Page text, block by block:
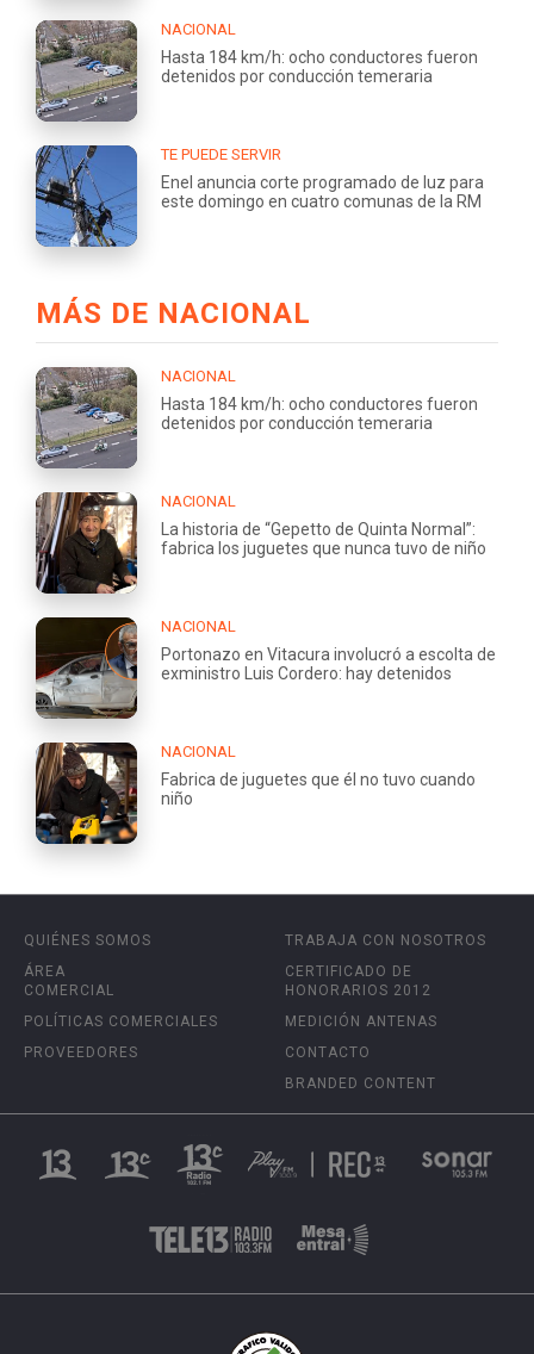
NACIONAL
Hasta 184 km/h: ocho conductores fueron
detenidos por conducción temeraria
TE PUEDE SERVIR
Enel anuncia corte programado de luz para
este domingo en cuatro comunas de la RM
MÁS DE NACIONAL
NACIONAL
Hasta 184 km/h: ocho conductores fueron
detenidos por conducción temeraria
NACIONAL
La historia de “Gepetto de Quinta Normal”:
fabrica los juguetes que nunca tuvo de niño
NACIONAL
Portonazo en Vitacura involucró a escolta de
exministro Luis Cordero: hay detenidos
NACIONAL
Fabrica de juguetes que él no tuvo cuando
niño
QUIÉNES SOMOS
ÁREA
COMERCIAL
POLÍTICAS COMERCIALES
PROVEEDORES
TRABAJA CON NOSOTROS
CERTIFICADO DE
HONORARIOS 2012
MEDICIÓN ANTENAS
CONTACTO
BRANDED CONTENT